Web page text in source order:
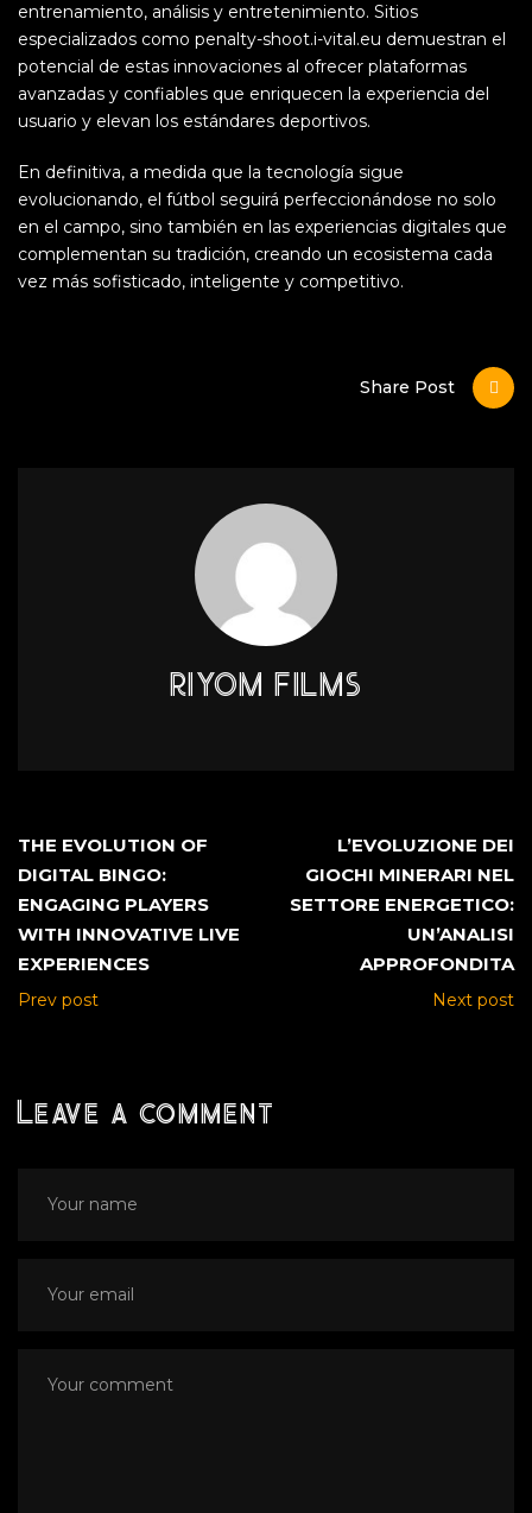
entrenamiento, análisis y entretenimiento. Sitios
especializados como penalty-shoot.i-vital.eu demuestran el
potencial de estas innovaciones al ofrecer plataformas
avanzadas y confiables que enriquecen la experiencia del
usuario y elevan los estándares deportivos.
En definitiva, a medida que la tecnología sigue
evolucionando, el fútbol seguirá perfeccionándose no solo
en el campo, sino también en las experiencias digitales que
complementan su tradición, creando un ecosistema cada
vez más sofisticado, inteligente y competitivo.
Share Post
RIYOM FILMS
THE EVOLUTION OF
DIGITAL BINGO:
ENGAGING PLAYERS
WITH INNOVATIVE LIVE
EXPERIENCES
Prev post
L’EVOLUZIONE DEI
GIOCHI MINERARI NEL
SETTORE ENERGETICO:
UN’ANALISI
APPROFONDITA
Next post
Leave a comment